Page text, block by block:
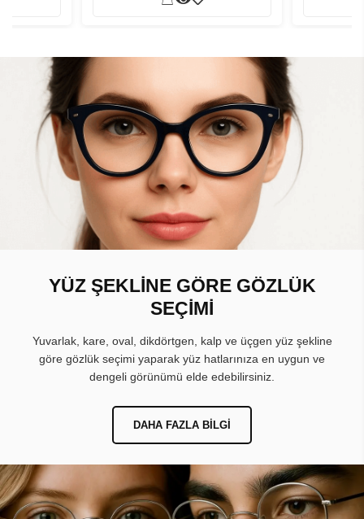
YÜZ ŞEKLİNE GÖRE GÖZLÜK
SEÇİMİ
Yuvarlak, kare, oval, dikdörtgen, kalp ve üçgen yüz şekline
göre gözlük seçimi yaparak yüz hatlarınıza en uygun ve
dengeli görünümü elde edebilirsiniz.
DAHA FAZLA BILGI